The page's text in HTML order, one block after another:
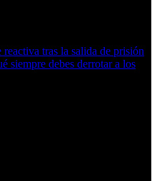
tras la salida de prisión
siempre debes derrotar a los